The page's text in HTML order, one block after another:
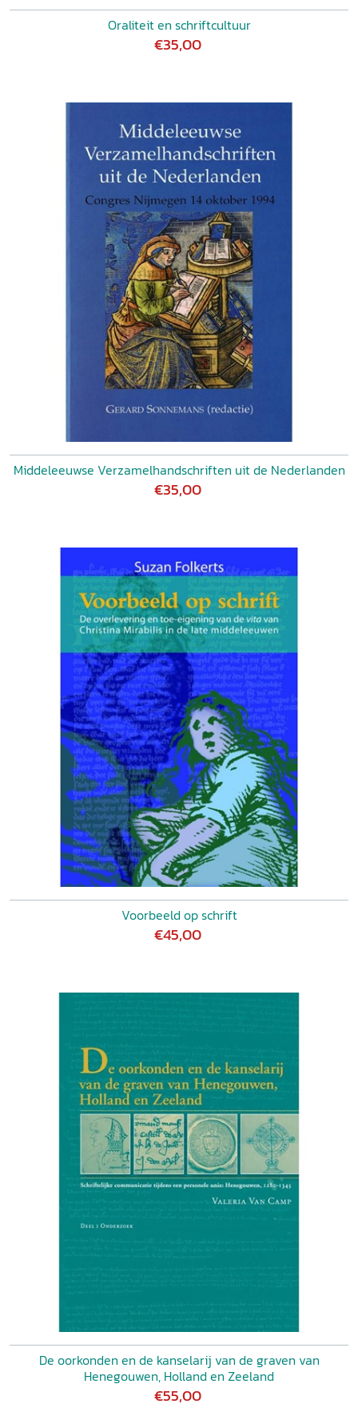
Oraliteit en schriftcultuur
€35,00
Middeleeuwse Verzamelhandschriften uit de Nederlanden
€35,00
Voorbeeld op schrift
€45,00
De oorkonden en de kanselarij van de graven van
Henegouwen, Holland en Zeeland
€55,00